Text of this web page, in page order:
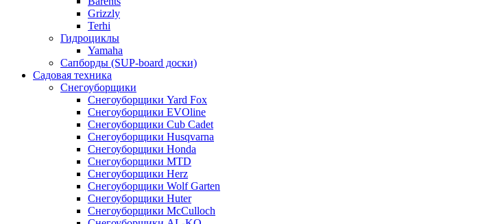
Grizzly
Terhi
Гидроциклы
Yamaha
Сапборды (SUP-board доски)
Садовая техника
Снегоуборщики
Снегоуборщики Yard Fox
Снегоуборщики EVOline
Снегоуборщики Cub Cadet
Снегоуборщики Husqvarna
Снегоуборщики Honda
Снегоуборщики MTD
Снегоуборщики Herz
Снегоуборщики Wolf Garten
Снегоуборщики Huter
Снегоуборщики McCulloch